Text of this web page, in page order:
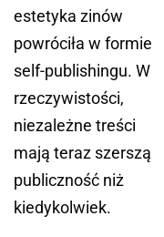
estetyka zinów
powróciła w formie
self-publishingu. W
rzeczywistości,
niezależne treści
mają teraz szerszą
publiczność niż
kiedykolwiek.